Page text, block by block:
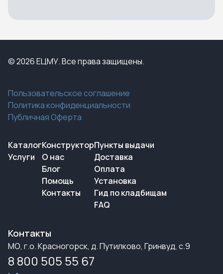
© 2026 ЕЦМУ. Все права защищены.
Пользовательское соглашение
Политика конфиденциальности
Публичная Оферта
Каталог
Услуги
Конструктор
О нас
Блог
Помощь
Контакты
Пункты выдачи
Доставка
Оплата
Установка
Гид по кладбищам
FAQ
Контакты
МО, г.о. Красногорск, д. Путилково, Гринвуд, с.9
8 800 505 55 67